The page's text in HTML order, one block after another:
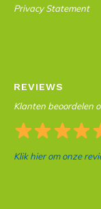
Privacy Statement
REVIEWS
Klanten beoordelen
Klik hier om onze